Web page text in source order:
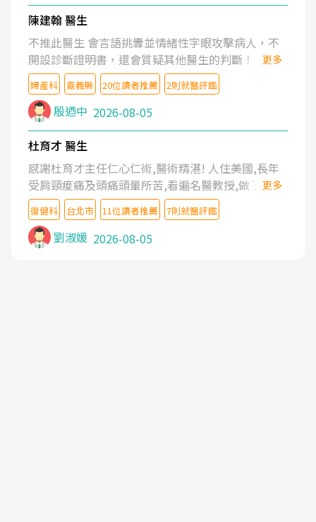
陳建翰 醫生
不推此醫生 會言語挑釁並情緒性字眼攻擊病人，不
開設診斷證明書，還會質疑其他醫生的判斷！
更多
婦產科 嘉義縣 20位讀者推薦 2則就醫評鑑
殷迺中 2026-08-05
杜育才 醫生
感謝杜育才主任仁心仁術,醫術精湛! 人住美國,長年
受肩頸痠痛及頭痛頭暈所苦,看遍名醫教授,做了各種
檢查,也嘗試過西醫打針,中醫針灸及物理徒手治療都
沒有用,後來連吃到嗎啡類止痛藥都效果有限,只是壓
症狀,沒多久就痛起來,多年失眠嚴重影響生活品質.
台灣親友介紹忠孝醫院杜育才主任是頸頭症候群專
更多
復健科 台北市 11位讀者推薦 7則就醫評鑑
劉淑媛 2026-08-05